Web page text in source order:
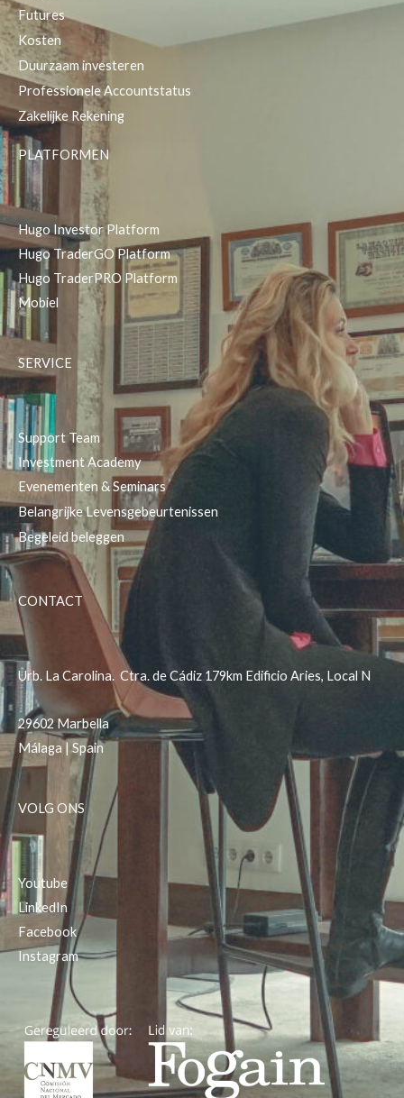
Futures
Kosten
Duurzaam investeren
Professionele Accountstatus
Zakelijke Rekening
PLATFORMEN
Hugo Investor Platform
Hugo TraderGO Platform
Hugo TraderPRO Platform
Mobiel
SERVICE
Support Team
Investment Academy
Evenementen & Seminars
Belangrijke Levensgebeurtenissen
Begeleid beleggen
CONTACT
Urb. La Carolina. Ctra. de Cádiz 179km Edificio Aries, Local N
29602 Marbella
Málaga | Spain
VOLG ONS
Youtube
LinkedIn
Facebook
Instagram